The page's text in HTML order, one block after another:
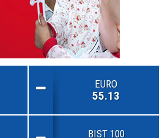
EURO
55.13
BIST 100